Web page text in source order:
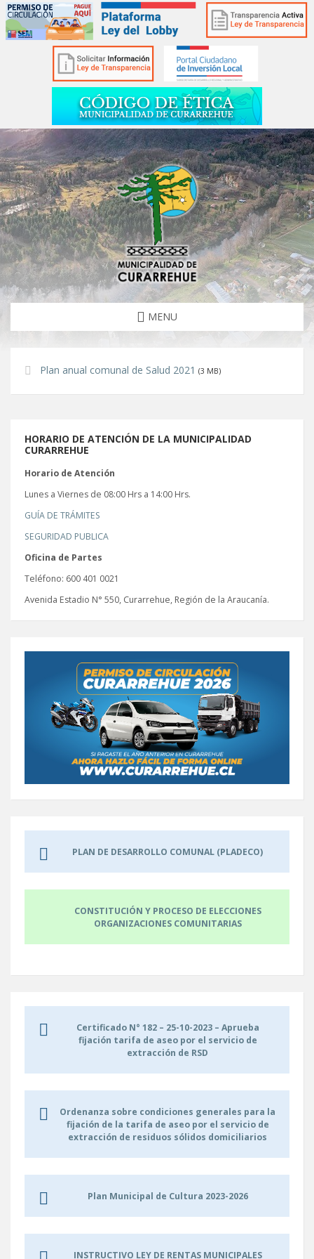
MENU
Plan anual comunal de Salud 2021 (3 MB)
HORARIO DE ATENCIÓN DE LA MUNICIPALIDAD
CURARREHUE
Horario de Atención
Lunes a Viernes de 08:00 Hrs a 14:00 Hrs.
GUÍA DE TRÁMITES
SEGURIDAD PUBLICA
Oficina de Partes
Teléfono: 600 401 0021
Avenida Estadio N° 550, Curarrehue, Región de la Araucanía.
PLAN DE DESARROLLO COMUNAL (PLADECO)
CONSTITUCIÓN Y PROCESO DE ELECCIONES
ORGANIZACIONES COMUNITARIAS
Certificado N° 182 – 25-10-2023 – Aprueba
fijación tarifa de aseo por el servicio de
extracción de RSD
Ordenanza sobre condiciones generales para la
fijación de la tarifa de aseo por el servicio de
extracción de residuos sólidos domiciliarios
Plan Municipal de Cultura 2023-2026
INSTRUCTIVO LEY DE RENTAS MUNICIPALES